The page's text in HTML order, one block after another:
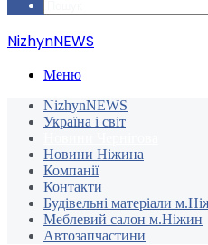
NizhynNEWS
Меню
NizhynNEWS
Україна і світ
Новини Ніжина
Компанії
Контакти
Будівельні матеріали
Меблевий салон м.Ніжин
Автозапчастини